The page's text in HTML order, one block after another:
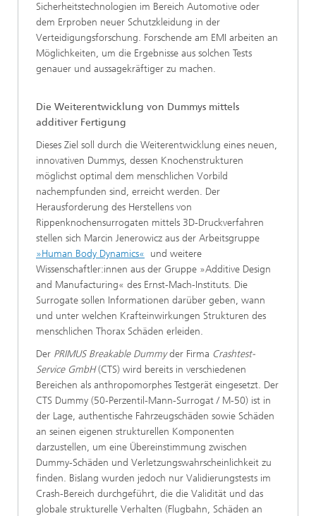
Sicherheitstechnologien im Bereich Automotive oder
dem Erproben neuer Schutzkleidung in der
Verteidigungsforschung. Forschende am EMI arbeiten an
Möglichkeiten, um die Ergebnisse aus solchen Tests
genauer und aussagekräftiger zu machen.
Die Weiterentwicklung von Dummys mittels
additiver Fertigung
Dieses Ziel soll durch die Weiterentwicklung eines neuen,
innovativen Dummys, dessen Knochenstrukturen
möglichst optimal dem menschlichen Vorbild
nachempfunden sind, erreicht werden. Der
Herausforderung des Herstellens von
Rippenknochensurrogaten mittels 3D-Druckverfahren
stellen sich Marcin Jenerowicz aus der Arbeitsgruppe
»Human Body Dynamics« und weitere
Wissenschaftler:innen aus der Gruppe »Additive Design
and Manufacturing« des Ernst-Mach-Instituts. Die
Surrogate sollen Informationen darüber geben, wann
und unter welchen Krafteinwirkungen Strukturen des
menschlichen Thorax Schäden erleiden.
Der PRIMUS Breakable Dummyder Firma Crashtest-
Service GmbH(CTS) wird bereits in verschiedenen
Bereichen als anthropomorphes Testgerät eingesetzt. Der
CTS Dummy (50-Perzentil-Mann-Surrogat / M-50) ist in
der Lage, authentische Fahrzeugschäden sowie Schäden
an seinen eigenen strukturellen Komponenten
darzustellen, um eine Übereinstimmung zwischen
Dummy-Schäden und Verletzungswahrscheinlichkeit zu
finden. Bislang wurden jedoch nur Validierungstests im
Crash-Bereich durchgeführt, die die Validität und das
globale strukturelle Verhalten (Flugbahn, Schäden an